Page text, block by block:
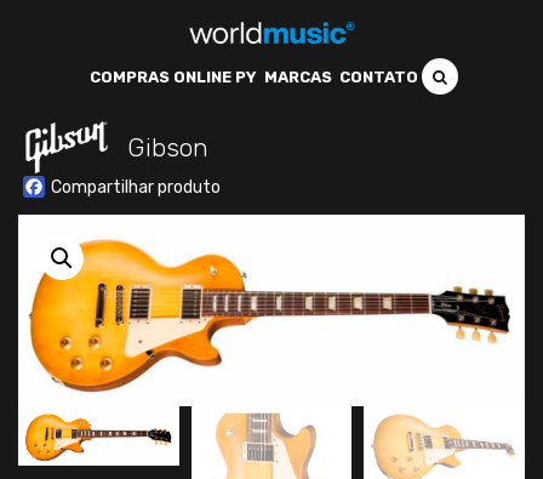
COMPRAS ONLINE PY MARCAS CONTATO
Gibson
Facebook